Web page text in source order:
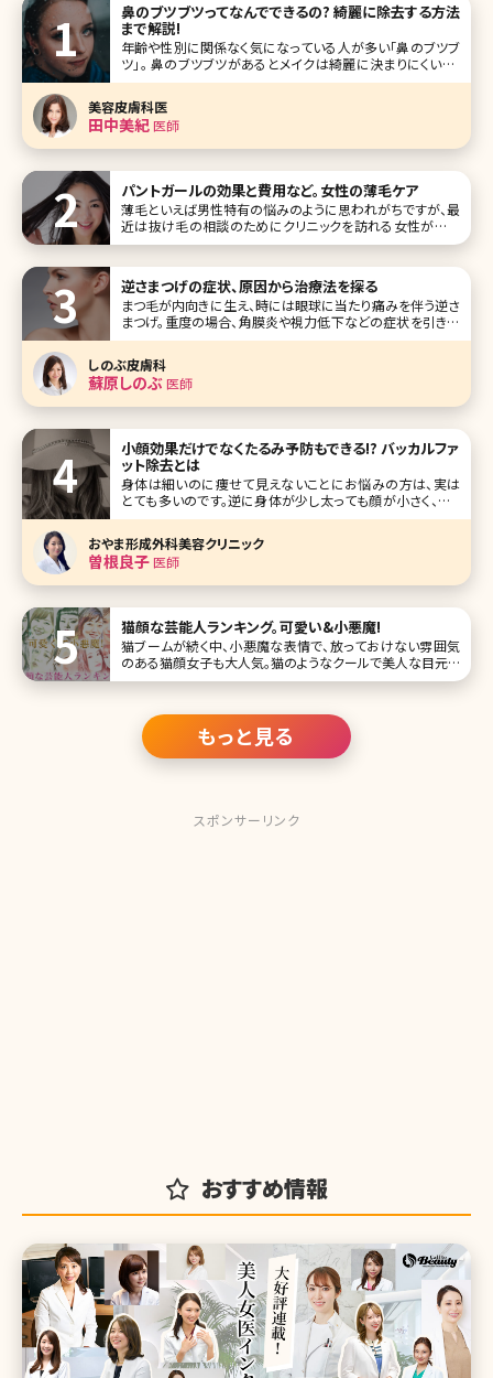
鼻のブツブツってなんでできるの? 綺麗に除去する方法
まで解説!
年齢や性別に関係なく気になっている人が多い「鼻のブツブ
ツ」。 鼻のブツブツがあるとメイクは綺麗に決まりにくいし、
なんだか清潔感に欠ける印象に。そして鼻は顔の中心部分
なので他人から目につきやすく、接近戦では特に目立ってし
まいます。 そんなみんなのお悩みである鼻のブツブツを綺麗
にするための正
美容皮膚科医
田中美紀医師
パントガールの効果と費用など。女性の薄毛ケア
薄毛といえば男性特有の悩みのように思われがちですが、最
近は抜け毛の相談のためにクリニックを訪れる女性が増え
ています。女性の薄毛は加齢が大きな原因ですが、ストレスや
も少なくありません。このような女性の薄毛を改善してくれる
内服薬として注目を集めているの
逆さまつげの症状、原因から治療法を探る
まつ毛が内向きに生え、時には眼球に当たり痛みを伴う逆さ
まつげ。重度の場合、角膜炎や視力低下などの症状を引き起
こすこともあります。改善するためには手術が有効ですが、目
の形が変わってしまうことから、不安で手術に踏み切れない
方という方も少なくありません。 逆さまつげの手術とはどの
ようなものなのか、どのよ
しのぶ皮膚科
蘇原しのぶ医師
小顔効果だけでなくたるみ予防もできる!? バッカルファ
ット除去とは
身体は細いのに痩せて見えないことにお悩みの方は、実は
とても多いのです。逆に身体が少し太っても顔が小さく、フェ
イスラインがすっきり細ければあまり太って見えないという
方もいます。 筆者は、患者さんからも顔が丸くて悩んでいると
よく相談されることがあります。そのような時にお勧めできる
施術はたくさんあり
おやま形成外科美容クリニック
曽根良子医師
猫顔な芸能人ランキング。可愛い&小悪魔!
猫ブームが続く中、小悪魔な表情で、放っておけない雰囲気
のある猫顔女子も大人気。猫のようなクールで美人な目元を
つくるためにメイク方法を変える女性がいるほど!美女揃い
顔の芸能人をランキング形式にしてご紹介します。 第1位 柴
咲コウ
もっと見る
スポンサーリンク
おすすめ情報